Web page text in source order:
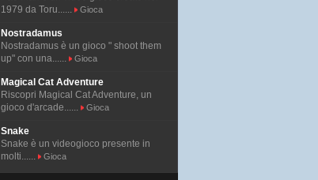
1979 da Toru......
Gioca
Nostradamus
Nostradamus è un gioco " shoot them
up" con una......
Gioca
Magical Cat Adventure
Riscopri Magical Cat Adventure, un
gioco d'arcade......
Gioca
Snake
Snake è un videogioco presente in
molti......
Gioca